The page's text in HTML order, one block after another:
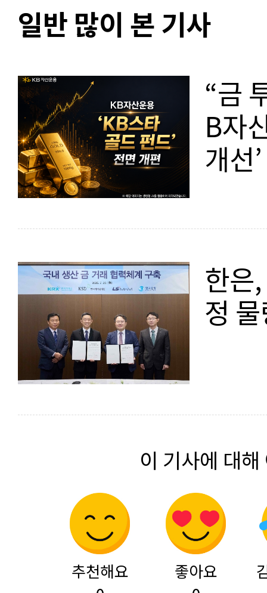
일반 많이 본 기사
“금
B자
개선’
한은
정
이 기사에 대
추천해요
좋아요